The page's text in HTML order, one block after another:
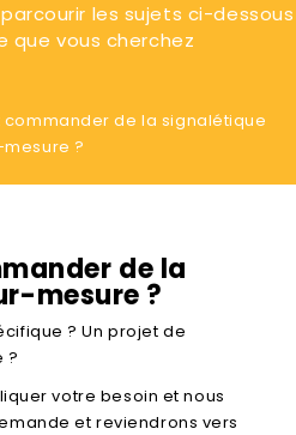
les sujets ci-dessous
que vous cherchez
commander de la signalétique
?
de la
mesure ?
? Un projet de
?
votre besoin et nous
et reviendrons vers